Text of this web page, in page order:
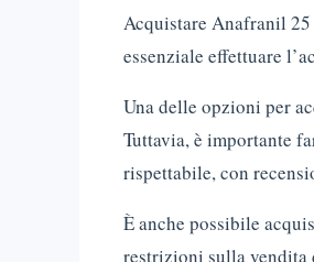
Acquistare Anafranil 25
essenziale effettuare
Una delle opzioni per
Tuttavia, è importante
rispettabile, con
È anche possibile
restrizioni sulla vendita